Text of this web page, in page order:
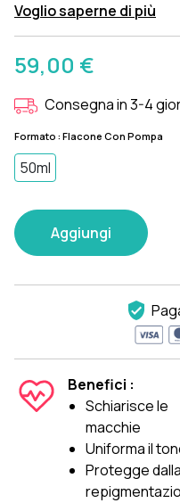
Voglio saperne di più
59,00 €
Consegna in 3-4
Formato : Flacone Con Pompa
50ml
Aggiungi
Benefici :
Schiarisce le
macchie
Uniforma il
Protegge dalla